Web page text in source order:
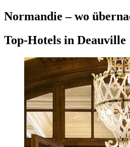
Normandie – wo
Top-Hotels in Deauville